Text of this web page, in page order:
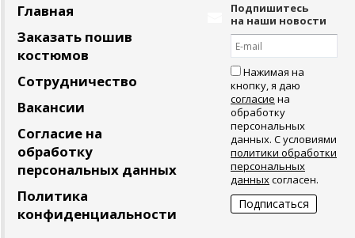
Главная
Заказать пошив
костюмов
Сотрудничество
Вакансии
Согласие на
обработку
персональных данных
Политика
конфиденциальности
Подпишитесь
на наши новости
Нажимая на
кнопку, я даю
согласие на
обработку
персональных
данных. С условиями
политики обработки
персональных
данныхсогласен.